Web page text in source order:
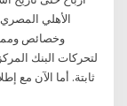
الأهلي
وخصائص
لتحركات البنك
ثابتة. أما الآن مع